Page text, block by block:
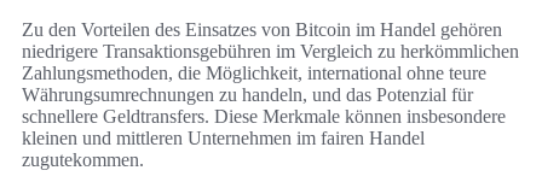
Zu den Vorteilen des Einsatzes von Bitcoin im Handel gehören
niedrigere Transaktionsgebühren im Vergleich zu herkömmlichen
Zahlungsmethoden, die Möglichkeit, international ohne teure
Währungsumrechnungen zu handeln, und das Potenzial für
schnellere Geldtransfers. Diese Merkmale können insbesondere
kleinen und mittleren Unternehmen im fairen Handel
zugutekommen.